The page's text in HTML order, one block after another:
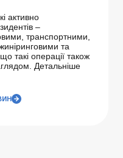
активно
–
транспортними,
та
такі операції також
Детальніше